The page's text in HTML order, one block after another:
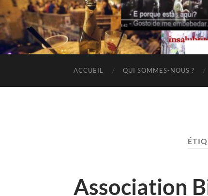
ACCUEIL QUI SOMMES-NOUS ?
Association